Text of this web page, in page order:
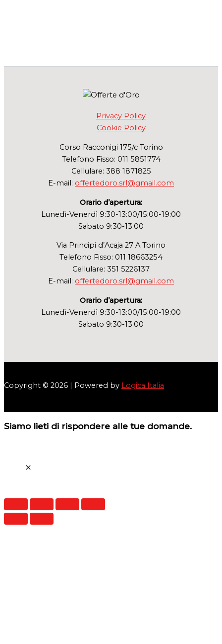
Privacy Policy
Cookie Policy
Corso Racconigi 175/c Torino
Telefono Fisso: 011 5851774
Cellulare: 388 1871825
E-mail: offertedoro.srl@gmail.com
Orario d’apertura:
Lunedì-Venerdì 9:30-13:00/15:00-19:00
Sabato 9:30-13:00
Via Principi d’Acaja 27 A Torino
Telefono Fisso: 011 18663254
Cellulare: 351 5226137
E-mail: offertedoro.srl@gmail.com
Orario d’apertura:
Lunedì-Venerdì 9:30-13:00/15:00-19:00
Sabato 9:30-13:00
Copyright © 2026 | Powered by Logica Italia
Siamo lieti di rispondere alle tue domande.